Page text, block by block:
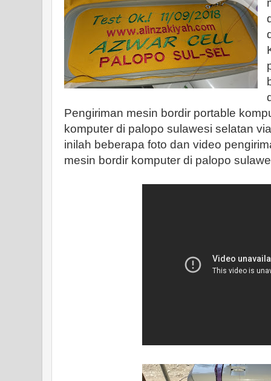
Pengiriman mesin bordir portable
komputer di palopo sulawesi selatan
inilah beberapa foto dan video
mesin bordir komputer di palopo